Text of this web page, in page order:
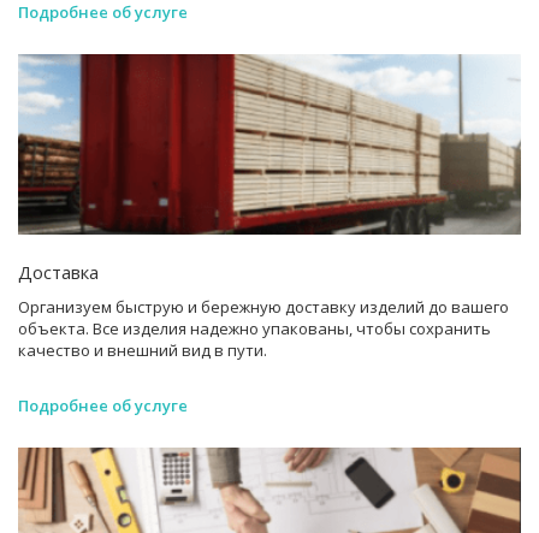
Подробнее об услуге
Доставка
Организуем быструю и бережную доставку изделий до вашего
объекта. Все изделия надежно упакованы, чтобы сохранить
качество и внешний вид в пути.
Подробнее об услуге